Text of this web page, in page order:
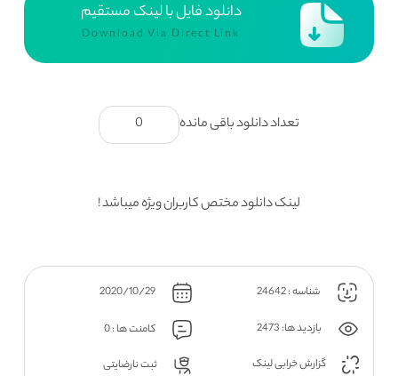
دانلود فایل با لینک مستقیم
Download Via Direct Link
تعداد دانلود باقی مانده 0
لینک دانلود مختص کاربران ویژه میباشد !
شناسه : 24642 2020/10/29
بازدید ها: 2473
کامنت ها : 0
گزارش خرابی لینک
ثبت نارضایتی